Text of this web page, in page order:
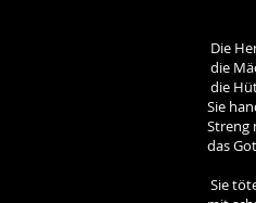
Die Herren
die
die Hüter von
Sie handeln
Streng nach
das Gott
Sie töten